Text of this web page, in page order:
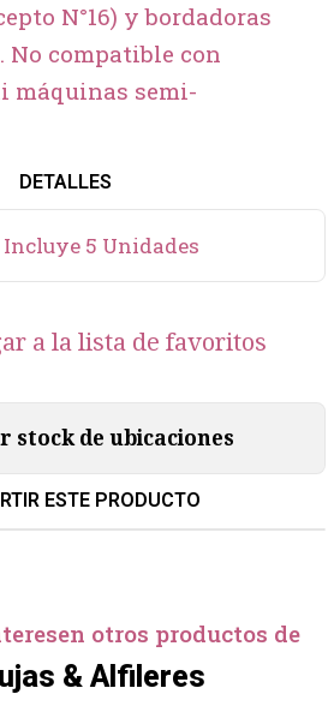
N°16) y bordadoras
No compatible con
máquinas semi-
DETALLES
Incluye 5 Unidades
a la lista de favoritos
stock de ubicaciones
ESTE PRODUCTO
otros productos de
& Alfileres